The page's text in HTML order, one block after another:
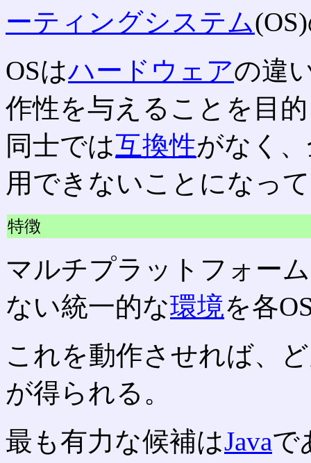
ーティングシステム
OSはハードウェアの違
作性を与えることを目
同士では互換性がなく
用できないことになっ
特徴
マルチプラットフォー
ない統一的な環境を各
これを動作させれば、
が得られる。
最も有力な候補はJavaで